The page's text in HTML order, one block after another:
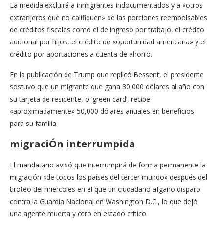
La medida excluirá a inmigrantes indocumentados y a «otros
extranjeros que no califiquen» de las porciones reembolsables
de créditos fiscales como el de ingreso por trabajo, el crédito
adicional por hijos, el crédito de «oportunidad americana» y el
crédito por aportaciones a cuenta de ahorro.
En la publicación de Trump que replicó Bessent, el presidente
sostuvo que un migrante que gana 30,000 dólares al año con
su tarjeta de residente, o ‘green card’, recibe
«aproximadamente» 50,000 dólares anuales en beneficios
para su familia.
migraciÓn interrumpida
El mandatario avisó que interrumpirá de forma permanente la
migración «de todos los países del tercer mundo» después del
tiroteo del miércoles en el que un ciudadano afgano disparó
contra la Guardia Nacional en Washington D.C., lo que dejó
una agente muerta y otro en estado crítico.